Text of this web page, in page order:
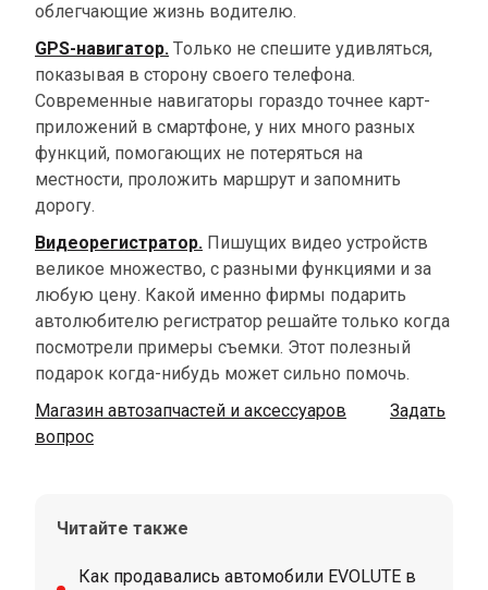
облегчающие жизнь водителю.
GPS-навигатор. Только не спешите удивляться,
показывая в сторону своего телефона.
Современные навигаторы гораздо точнее карт-
приложений в смартфоне, у них много разных
функций, помогающих не потеряться на
местности, проложить маршрут и запомнить
дорогу.
Видеорегистратор. Пишущих видео устройств
великое множество, с разными функциями и за
любую цену. Какой именно фирмы подарить
автолюбителю регистратор решайте только когда
посмотрели примеры съемки. Этот полезный
подарок когда-нибудь может сильно помочь.
Магазин автозапчастей и аксессуаров
Задать
вопрос
Читайте также
Как продавались автомобили EVOLUTE в